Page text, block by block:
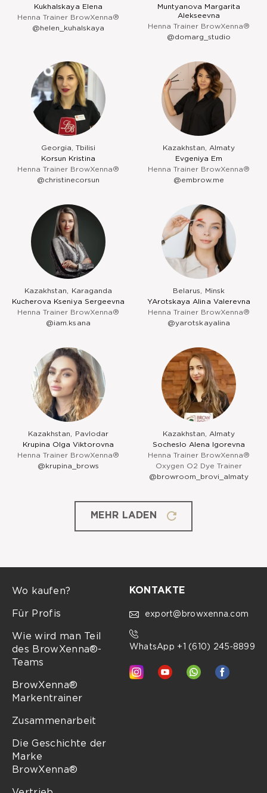
Kukhalskaya Elena
Henna Trainer BrowXenna®
@helen_kuhalskaya
Muntyanova Margarita
Alekseevna
Henna Trainer BrowXenna®
@domarg_studio
Georgia, Tbilisi
Korsun Kristina
Henna Trainer BrowXenna®
@christinecorsun
Kazakhstan, Almaty
Evgeniya Em
Henna Trainer BrowXenna®
@embrow.me
Kazakhstan, Karaganda
Kucherova Kseniya Sergeevna
Henna Trainer BrowXenna®
@iam.ksana
Belarus, Minsk
YArotskaya Alina Valerevna
Henna Trainer BrowXenna®
@yarotskayalina
Kazakhstan, Pavlodar
Krupina Olga Viktorovna
Henna Trainer BrowXenna®
@krupina_brows
Kazakhstan, Almaty
Socheslo Alena Igorevna
Henna Trainer BrowXenna®
Oxygen O2 Dye Trainer
@browroom_brovi_almaty
MEHR LADEN
Wo kaufen?
Für Profis
Wie wird man Teil
des BrowXenna®-
Teams
BrowXenna®
Markentrainer
Zusammenarbeit
Die Geschichte der
Marke
BrowXenna®
KONTAKTE
export@browxenna.com
WhatsApp +1 (610) 245‑8899